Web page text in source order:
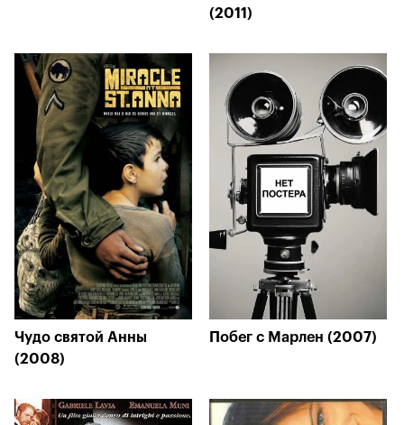
(2011)
Чудо святой Анны
(2008)
Побег с Марлен (2007)